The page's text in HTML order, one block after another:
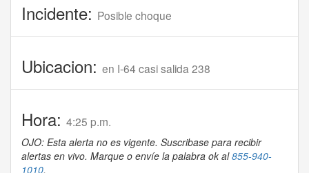
Incidente: Posible choque
Ubicacion: en I-64 casi salida 238
Hora: 4:25 p.m.
OJO: Esta alerta no es vigente. Suscribase para recibir
alertas en vivo. Marque o envíe la palabra ok al855-940-
1010.